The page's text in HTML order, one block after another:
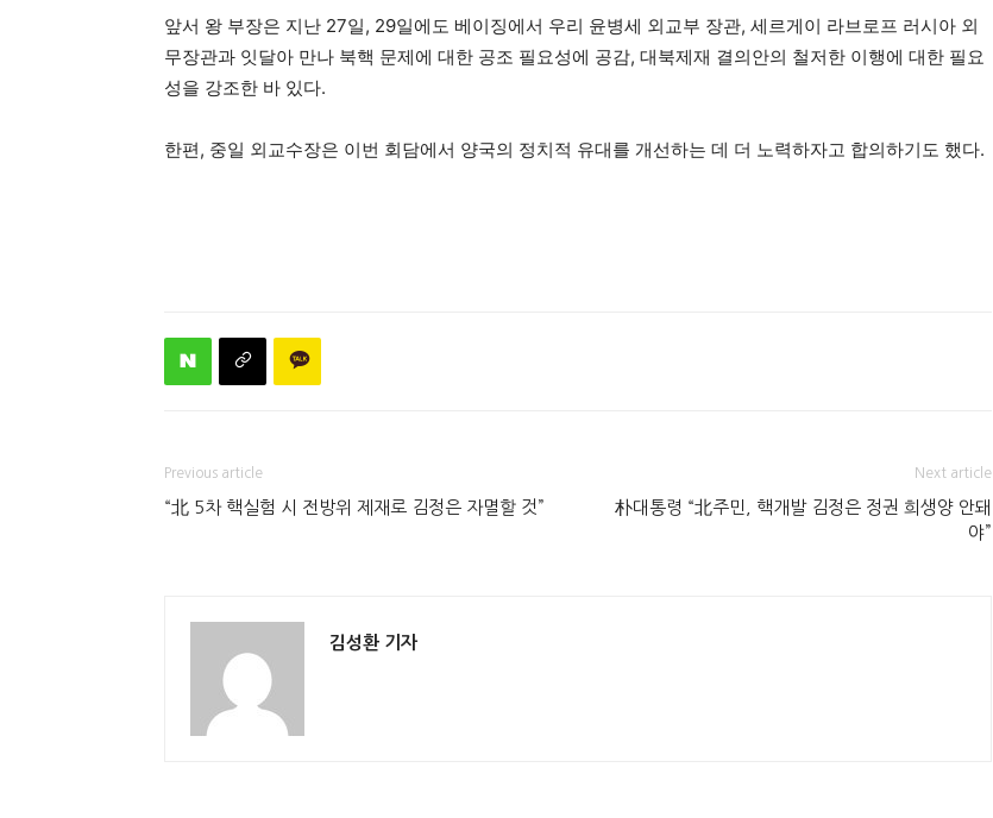
앞서 왕 부장은 지난 27일, 29일에도 베이징에서 우리 윤병세 외교부 장관, 세르게이 라브로프 러시아 외
무장관과 잇달아 만나 북핵 문제에 대한 공조 필요성에 공감, 대북제재 결의안의 철저한 이행에 대한 필요
성을 강조한 바 있다.
한편, 중일 외교수장은 이번 회담에서 양국의 정치적 유대를 개선하는 데 더 노력하자고 합의하기도 했다.
Previous article
“北 5차 핵실험 시 전방위 제재로 김정은 자멸할 것”
Next article
朴대통령 “北주민, 핵개발 김정은 정권 희생양 안돼
야”
김성환 기자